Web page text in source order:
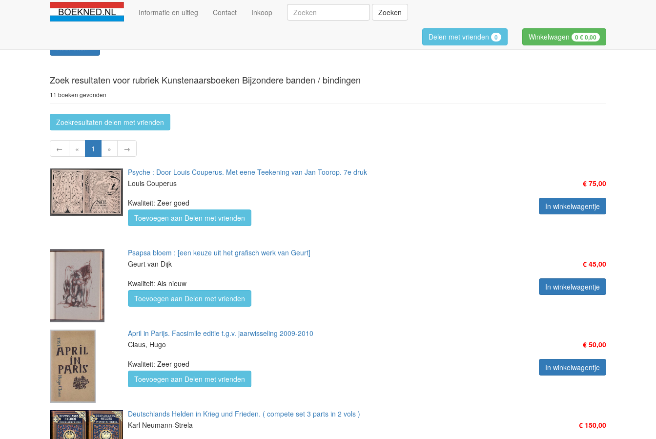
Informatie en uitleg Contact Inkoop Zoeken
Delen met vrienden 0 Winkelwagen 0€ 0,00
Rubrieken
Zoek resultaten voor rubriek Kunstenaarsboeken Bijzondere banden / bindingen
11 boeken gevonden
Zoekresultaten delen met vrienden
← « 1 » →
Psyche : Door Louis Couperus. Met eene Teekening van Jan Toorop. 7e druk
Louis Couperus
€ 75,00
Kwaliteit: Zeer goed
In winkelwagentje
Toevoegen aan Delen met vrienden
Psapsa bloem : [een keuze uit het grafisch werk van Geurt]
Geurt van Dijk
€ 45,00
Kwaliteit: Als nieuw
In winkelwagentje
Toevoegen aan Delen met vrienden
April in Parijs. Facsimile editie t.g.v. jaarwisseling 2009-2010
Claus, Hugo
€ 50,00
Kwaliteit: Zeer goed
In winkelwagentje
Toevoegen aan Delen met vrienden
Deutschlands Helden in Krieg und Frieden. ( compete set 3 parts in 2 vols )
Karl Neumann-Strela
€ 150,00